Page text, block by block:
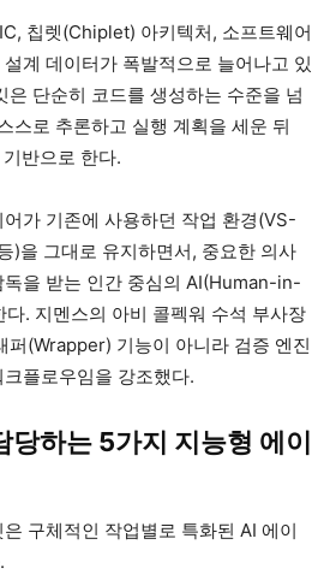
칩렛(Chiplet) 아키텍처, 소프트웨어
계 데이터가 폭발적으로 늘어나고 있
은 단순히 코드를 생성하는 수준을 넘
스로 추론하고 실행 계획을 세운 뒤
반으로 한다.
가 기존에 사용하던 작업 환경(VS-
을 그대로 유지하면서, 중요한 의사
독을 받는 인간 중심의 AI(Human-in-
. 지멘스의 아비 콜펙워 수석 부사장
퍼(Wrapper) 기능이 아니라 검증 엔진
플로우임을 강조했다.
당하는 5가지 지능형 에이
구체적인 작업별로 특화된 AI 에이